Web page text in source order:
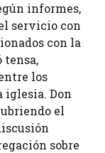
informes,
servicio con
con la
los
iglesia. Don
el
sobre